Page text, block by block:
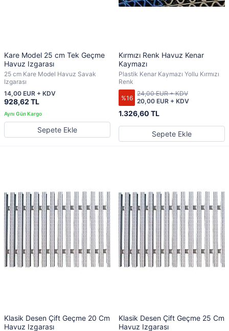
Kare Model 25 cm Tek Geçme
Havuz Izgarası
25 cm Kare Model Havuz Savak
Izgarası
928,62 TL
14,00 EUR + KDV
Sepete Ekle
Kırmızı Renk Havuz Kenar
Kaymazı
Plastik Kenar Kaymazı Yollu Kırmızı
Renk
%16
1.326,60 TL
20,00 EUR + KDV
24,00 EUR + KDV
Sepete Ekle
Klasik Desen Çift Geçme 20 Cm
Havuz Izgarası
Klasik Desen Çift Geçme 25 Cm
Havuz Izgarası